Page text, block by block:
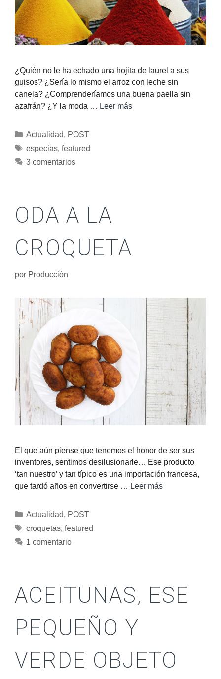
¿Quién no le ha echado una hojita de laurel a sus
guisos? ¿Sería lo mismo el arroz con leche sin
canela? ¿Comprenderíamos una buena paella sin
azafrán? ¿Y la moda … Leer más
Actualidad, POST
especias, featured
3 comentarios
ODA A LA
CROQUETA
por Producción
El que aún piense que tenemos el honor de ser sus
inventores, sentimos desilusionarle… Ese producto
‘tan nuestro’ y tan típico es una importación francesa,
que tardó años en convertirse … Leer más
Actualidad, POST
croquetas, featured
1 comentario
ACEITUNAS, ESE
PEQUEÑO Y
VERDE OBJETO